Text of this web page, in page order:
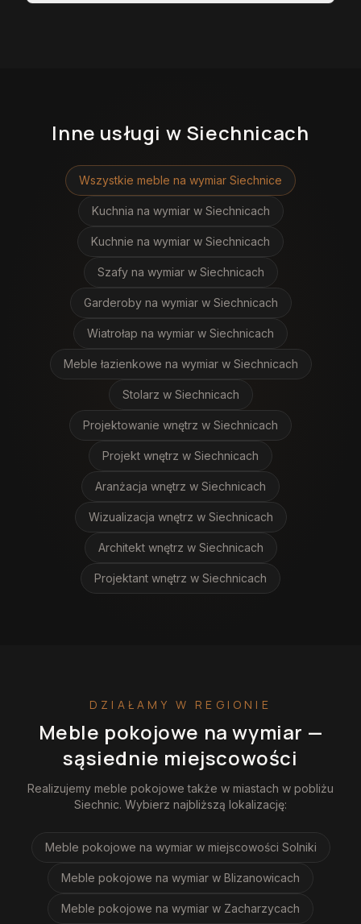
Inne usługi w Siechnicach
Wszystkie meble na wymiar Siechnice
Kuchnia na wymiar w Siechnicach
Kuchnie na wymiar w Siechnicach
Szafy na wymiar w Siechnicach
Garderoby na wymiar w Siechnicach
Wiatrołap na wymiar w Siechnicach
Meble łazienkowe na wymiar w Siechnicach
Stolarz w Siechnicach
Projektowanie wnętrz w Siechnicach
Projekt wnętrz w Siechnicach
Aranżacja wnętrz w Siechnicach
Wizualizacja wnętrz w Siechnicach
Architekt wnętrz w Siechnicach
Projektant wnętrz w Siechnicach
DZIAŁAMY W REGIONIE
Meble pokojowe na wymiar —
sąsiednie miejscowości
Realizujemy meble pokojowe także w miastach w pobliżu
Siechnic. Wybierz najbliższą lokalizację:
Meble pokojowe na wymiar w miejscowości Solniki
Meble pokojowe na wymiar w Blizanowicach
Meble pokojowe na wymiar w Zacharzycach